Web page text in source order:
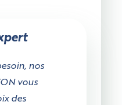
nos
vous
des